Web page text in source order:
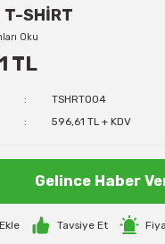
T-SHİRT
Oku
TL
TSHRT004
596,61 TL + KDV
Gelince Haber
Tavsiye Et